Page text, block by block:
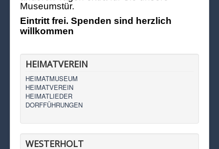
Museumstür.
Eintritt frei. Spenden sind herzlich
willkommen
HEIMATVEREIN
HEIMATMUSEUM
HEIMATVEREIN
HEIMATLIEDER
DORFFÜHRUNGEN
WESTERHOLT